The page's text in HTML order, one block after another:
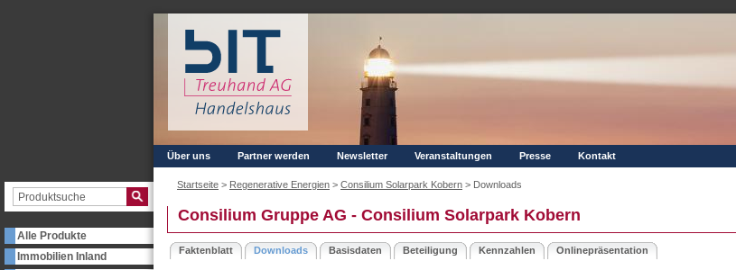
Alle Produkte
Immobilien Inland
Über uns Partner werden Newsletter Veranstaltungen Presse Kontakt
Startseite > Regenerative Energien > Consilium Solarpark Kobern > Downloads
Consilium Gruppe AG - Consilium Solarpark Kobern
Faktenblatt Downloads Basisdaten Beteiligung Kennzahlen Onlinepräsentation